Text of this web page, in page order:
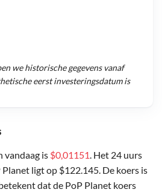
vandaag is $0,01151. Het 24 uurs
ligt op $122.145. De koers is
dat de PoP Planet koers
we historische gegevens vanaf
eerst investeringsdatum is